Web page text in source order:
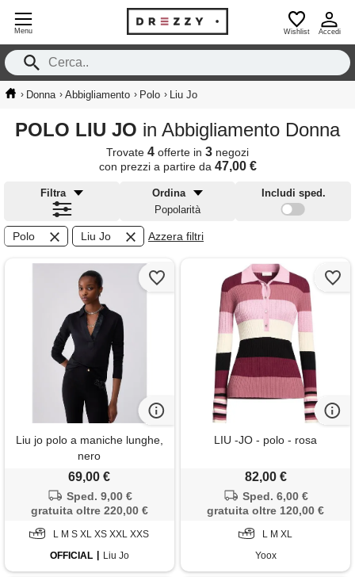
Menu Wishlist Accedi
› Donna › Abbigliamento › Polo › Liu Jo
POLO LIU JO in Abbigliamento Donna
Trovate 4 offerte in 3 negozi
con prezzi a partire da 47,00 €
Filtra
Ordina
Popolarità
Includi sped.
Polo Liu Jo Azzera filtri
Liu jo polo a maniche lunghe,
nero
69,00 €
Sped. 9,00 €
gratuita oltre 220,00 €
L M S XL XS XXL XXS
OFFICIAL
Liu Jo
LIU -JO - polo - rosa
82,00 €
Sped. 6,00 €
gratuita oltre 120,00 €
L M XL
Yoox